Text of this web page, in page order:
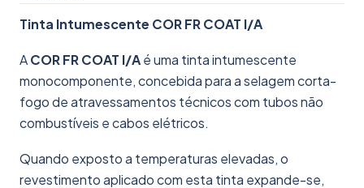
Tinta Intumescente COR FR COAT I/A
ACOR FR COAT I/Aé uma tinta intumescente
monocomponente, concebida para a selagem corta-
fogo de atravessamentos técnicos com tubos não
combustíveis e cabos elétricos.
Quando exposto a temperaturas elevadas, o
revestimento aplicado com esta tinta expande-se,